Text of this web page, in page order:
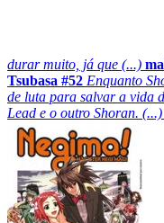
durar muito, já que (...)
Tsubasa #52 Enquanto
de luta para salvar a vida
Lead e o outro Shoran. (...)